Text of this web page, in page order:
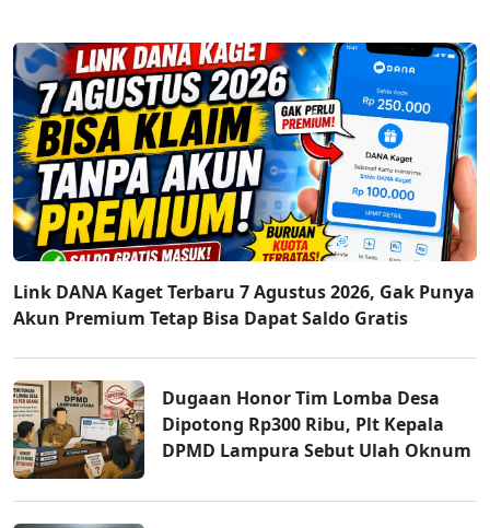
Link DANA Kaget Terbaru 7 Agustus 2026, Gak Punya
Akun Premium Tetap Bisa Dapat Saldo Gratis
Dugaan Honor Tim Lomba Desa
Dipotong Rp300 Ribu, Plt Kepala
DPMD Lampura Sebut Ulah Oknum